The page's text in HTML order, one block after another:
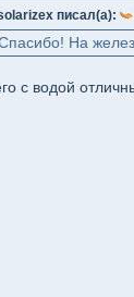
писал(а):
На
с водой